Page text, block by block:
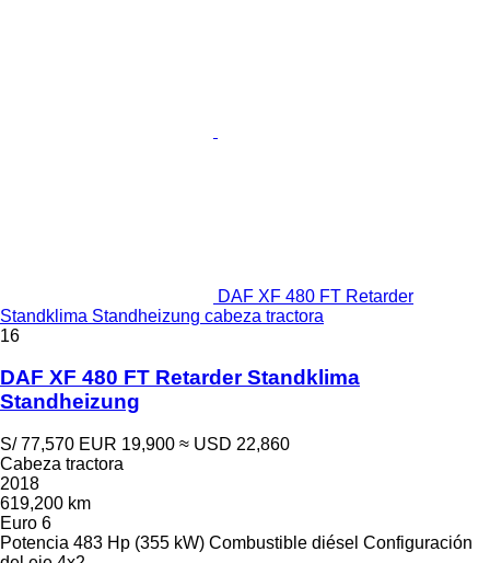
DAF XF 480 FT Retarder
Standklima Standheizung cabeza tractora
16
DAF XF 480 FT Retarder Standklima
Standheizung
S/ 77,570 EUR 19,900 ≈ USD 22,860
Cabeza tractora
2018
619,200 km
Euro 6
Potencia 483 Hp (355 kW) Combustible diésel Configuración